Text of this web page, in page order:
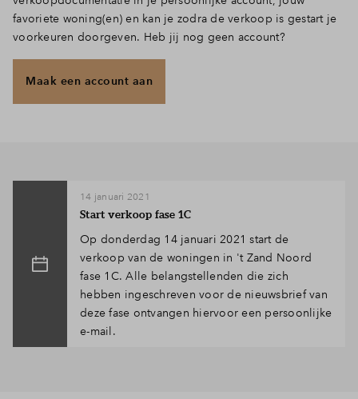
favoriete woning(en) en kan je zodra de verkoop is gestart je
voorkeuren doorgeven. Heb jij nog geen account?
Maak een account aan
14 januari 2021
Start verkoop fase 1C
Op donderdag 14 januari 2021 start de
verkoop van de woningen in 't Zand Noord
fase 1C. Alle belangstellenden die zich
hebben ingeschreven voor de nieuwsbrief van
deze fase ontvangen hiervoor een persoonlijke
e-mail.